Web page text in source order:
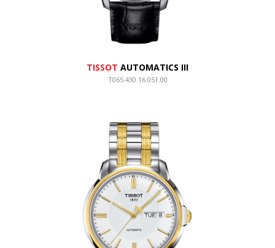
TISSOT AUTOMATICS III
T065.430.16.051.00